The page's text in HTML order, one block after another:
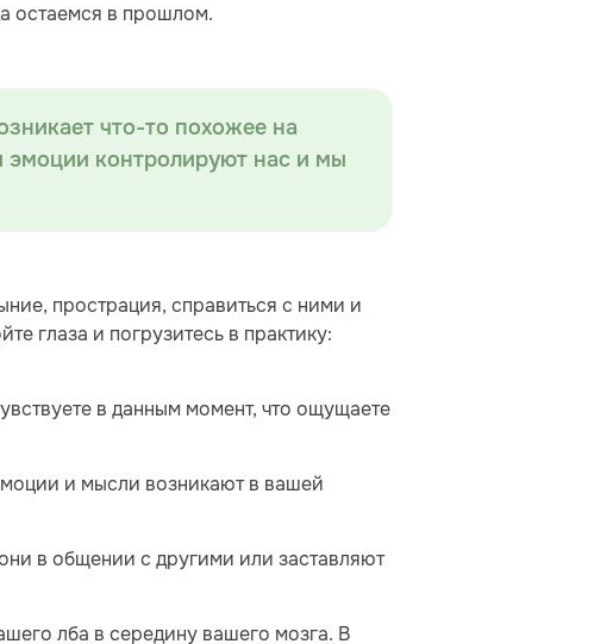
остаемся в прошлом.
что-то похожее на
контролируют нас и мы
прострация, справиться с ними и
глаза и погрузитесь в практику:
в данным момент, что ощущаете
и мысли возникают в вашей
в общении с другими или заставляют
лба в середину вашего мозга. В